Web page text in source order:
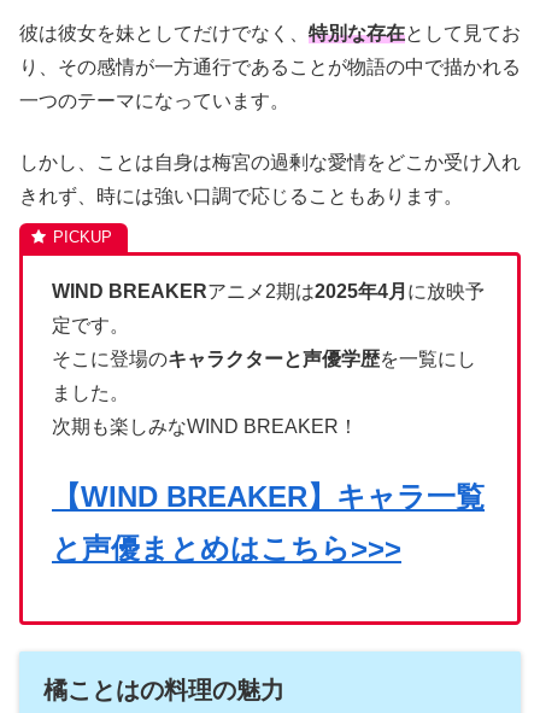
彼は彼女を妹としてだけでなく、 特別な存在として見てお
り、その感情が一方通行であることが物語の中で描かれる
一つのテーマになっています。
しかし、ことは自身は梅宮の過剰な愛情をどこか受け入れ
きれず、時には強い口調で応じることもあります。
WIND BREAKERアニメ2期は2025年4月 に放映予
定です。
そこに登場のキャラクターと声優学歴を一覧にし
ました。
次期も楽しみなWIND BREAKER！
【WIND BREAKER】キャラ一覧
と声優まとめはこちら>>>
橘ことはの料理の魅力